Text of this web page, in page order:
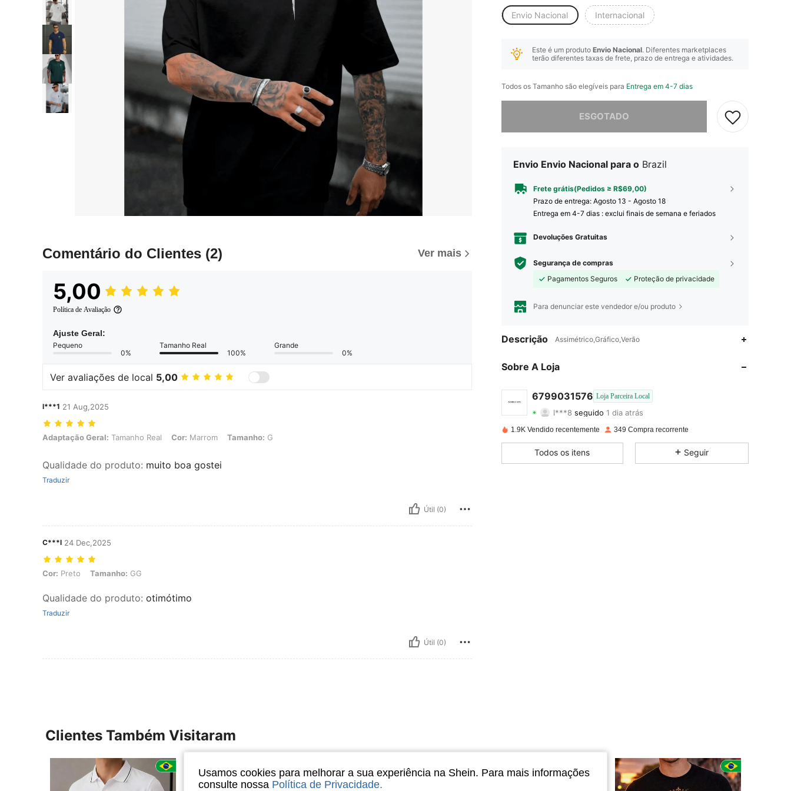
Comentário do Clientes (2) Ver mais
5,00
Política de Avaliação
Ajuste Geral:
Pequeno
0%
Tamanho Real
100%
Grande
0%
Ver avaliações de local 5,00
l***1 21 Aug,2025
Adaptação Geral: Tamanho Real, Cor: Marrom, Tamanho: G
Adaptação Geral: Tamanho Real Cor: Marrom Tamanho: G
Qualidade do produto: muito boa gostei
Traduzir
Útil (0)
C***l 24 Dec,2025
Cor: Preto, Tamanho: GG
Cor: Preto Tamanho: GG
Qualidade do produto: otimótimo
Traduzir
Útil (0)
Envio Nacional Internacional
Este é um produto Envio Nacional. Diferentes marketplaces
terão diferentes taxas de frete, prazo de entrega e atividades.
Todos os Tamanho são elegíveis para Entrega em 4-7 dias
ESGOTADO
Envio Envio Nacional para o Brazil
Frete grátis(Pedidos ≥ R$69,00)
Prazo de entrega: Agosto 13 - Agosto 18
Entrega em 4-7 dias : exclui finais de semana e feriados
Devoluções Gratuitas
Segurança de compras
Pagamentos Seguros
Proteção de privacidade
Para denunciar este vendedor e/ou produto
Descrição Assimétrico,Gráfico,Verão
Sobre A Loja
6799031576 Loja Parceira Local
4,85 70
4,85
70 1.7K
seguido1 dia atrás
4,85 Classificação 70Itens
4,85 70 1.7K
4,85 70 1.7K
1.9K Vendido recentemente 349 Compra recorrente
Todos os itens Seguir
Clientes Também Visitaram
Usamos cookies para melhorar a sua experiência na Shein. Para mais informações
consulte nossa Política de Privacidade.